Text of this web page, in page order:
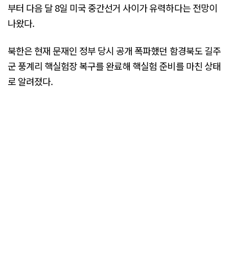
부터 다음 달 8일 미국 중간선거 사이가 유력하다는 전망이
나왔다.
북한은 현재 문재인 정부 당시 공개 폭파했던 함경북도 길주
군 풍계리 핵실험장 복구를 완료해 핵실험 준비를 마친 상태
로 알려졌다.